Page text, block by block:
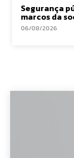
Segurança
marcos da
06/08/2026